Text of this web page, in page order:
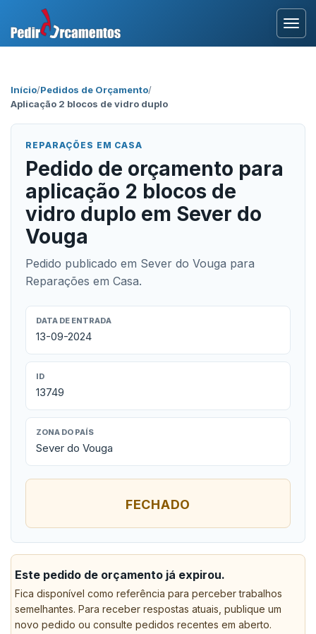
Início/Pedidos de Orçamento/
Aplicação 2 blocos de vidro duplo
REPARAÇÕES EM CASA
Pedido de orçamento para
aplicação 2 blocos de
vidro duplo em Sever do
Vouga
Pedido publicado em Sever do Vouga para
Reparações em Casa.
DATA DE ENTRADA
13-09-2024
ID
13749
ZONA DO PAÍS
Sever do Vouga
FECHADO
Este pedido de orçamento já expirou.
Fica disponível como referência para perceber trabalhos
semelhantes. Para receber respostas atuais, publique um
novo pedido ou consulte pedidos recentes em aberto.
Área Profissional
Como Funciona?
Testemunhos